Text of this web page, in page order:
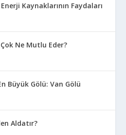
Kaynaklarının Faydaları
Çok Ne Mutlu Eder?
Büyük Gölü: Van Gölü
Aldatır?